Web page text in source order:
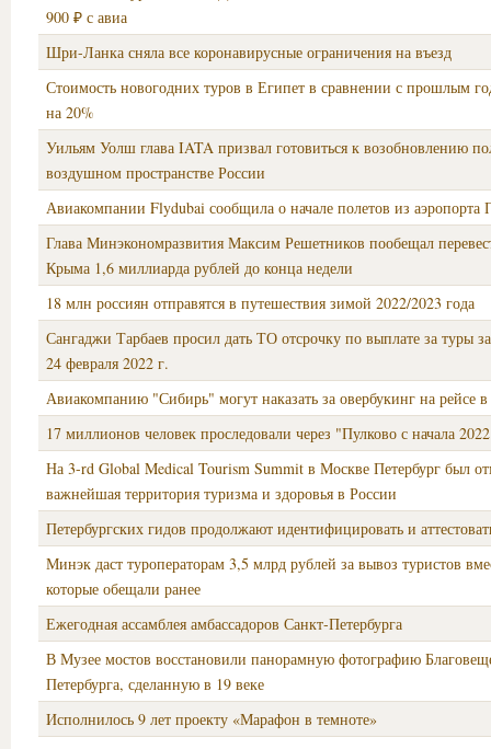
900 ₽ с авиа
Шри-Ланка сняла все коронавирусные ограничения на въезд
Стоимость новогодних туров в Египет в сравнении с прошлым
на 20%
Уильям Уолш глава IATA призвал готовиться к возобновлению
воздушном пространстве России
Авиакомпании Flydubai сообщила о начале полетов из аэропорта
Глава Минэкономразвития Максим Решетников пообещал
Крыма 1,6 миллиарда рублей до конца недели
18 млн россиян отправятся в путешествия зимой 2022/2023 года
Сангаджи Тарбаев просил дать ТО отсрочку по выплате за туры
24 февраля 2022 г.
Авиакомпанию "Сибирь" могут наказать за овербукинг на рейсе
17 миллионов человек проследовали через "Пулково с начала
На 3-rd Global Medical Tourism Summit в Москве Петербург был
важнейшая территория туризма и здоровья в России
Петербургских гидов продолжают идентифицировать и
Минэк даст туроператорам 3,5 млрд рублей за вывоз туристов
которые обещали ранее
Ежегодная ассамблея амбассадоров Санкт‑Петербурга
В Музее мостов восстановили панорамную фотографию
Петербурга, сделанную в 19 веке
Исполнилось 9 лет проекту «Марафон в темноте»